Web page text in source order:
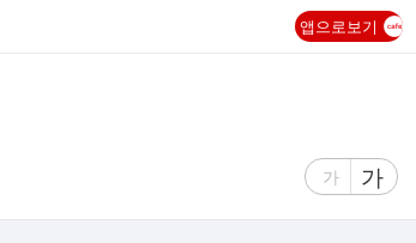
앱으로보기
글
가
글
자
가